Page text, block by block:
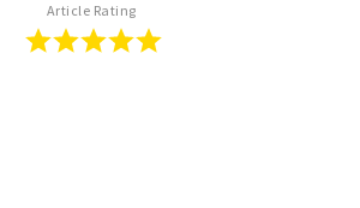
Article Rating